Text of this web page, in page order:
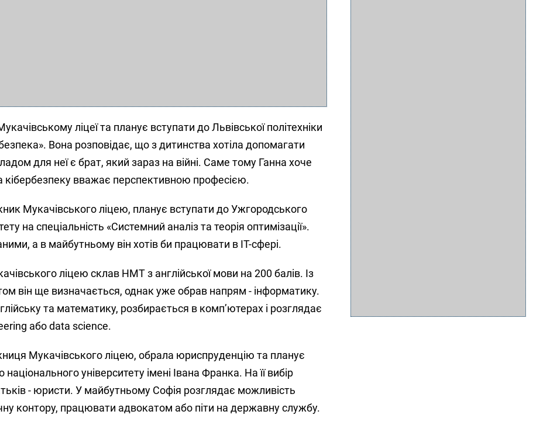
ліцеї та планує вступати до Львівської політехніки
Вона розповідає, що з дитинства хотіла допомагати
для неї є брат, який зараз на війні. Саме тому Ганна хоче
кібербезпеку вважає перспективною професією.
Мукачівського ліцею, планує вступати до Ужгородського
на спеціальність «Системний аналіз та теорія оптимізації».
а в майбутньому він хотів би працювати в ІТ-сфері.
ліцею склав НМТ з англійської мови на 200 балів. Із
він ще визначається, однак уже обрав напрям - інформатику.
та математику, розбирається в комп’ютерах і розглядає
або data science.
Мукачівського ліцею, обрала юриспруденцію та планує
університету імені Івана Франка. На її вибір
- юристи. У майбутньому Софія розглядає можливість
контору, працювати адвокатом або піти на державну службу.